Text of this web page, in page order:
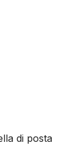
di posta